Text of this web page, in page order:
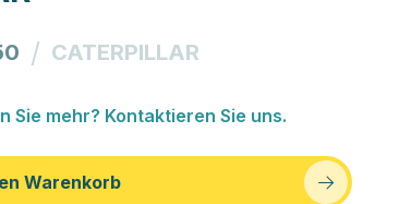
/ CATERPILLAR
Sie mehr? Kontaktieren Sie uns.
Warenkorb